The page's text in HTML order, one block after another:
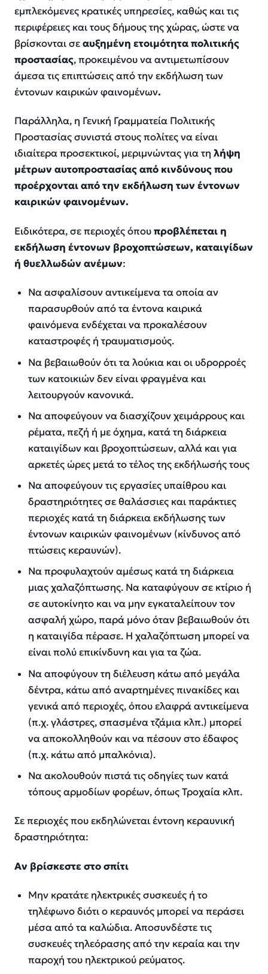
εμπλεκόμενες κρατικές υπηρεσίες, καθώς και τις
περιφέρειες και τους δήμους της χώρας, ώστε να
βρίσκονται σεαυξημένη ετοιμότητα πολιτικής
προστασίας, προκειμένου να αντιμετωπίσουν
άμεσα τις επιπτώσεις από την εκδήλωση των
έντονων καιρικών φαινομένων.
Παράλληλα, η Γενική Γραμματεία Πολιτικής
Προστασίας συνιστά στους πολίτες να είναι
ιδιαίτερα προσεκτικοί, μεριμνώντας για τη λήψη
μέτρων αυτοπροστασίαςαπό κινδύνους που
προέρχονται από την εκδήλωση των έντονων
καιρικών φαινομένων.
Ειδικότερα, σε περιοχές όπουπροβλέπεται η
εκδήλωση έντονων βροχοπτώσεων, καταιγίδων
ή θυελλωδών ανέμων:
Να ασφαλίσουν αντικείμενα τα οποία αν
παρασυρθούν από τα έντονα καιρικά
φαινόμενα ενδέχεται να προκαλέσουν
καταστροφές ή τραυματισμούς.
Να βεβαιωθούν ότι τα λούκια και οι υδρορροές
των κατοικιών δεν είναι φραγμένα και
λειτουργούν κανονικά.
Να αποφεύγουν να διασχίζουν χειμάρρους και
ρέματα, πεζή ή με όχημα, κατά τη διάρκεια
καταιγίδων και βροχοπτώσεων, αλλά και για
αρκετές ώρες μετά το τέλος της εκδήλωσής τους
Να αποφεύγουν τις εργασίες υπαίθρου και
δραστηριότητες σε θαλάσσιες και παράκτιες
περιοχές κατά τη διάρκεια εκδήλωσης των
έντονων καιρικών φαινομένων (κίνδυνος από
πτώσεις κεραυνών).
Να προφυλαχτούν αμέσως κατά τη διάρκεια
μιας χαλαζόπτωσης. Να καταφύγουν σε κτίριο ή
σε αυτοκίνητο και να μην εγκαταλείπουν τον
ασφαλή χώρο, παρά μόνο όταν βεβαιωθούν ότι
η καταιγίδα πέρασε. Η χαλαζόπτωση μπορεί να
είναι πολύ επικίνδυνη και για τα ζώα.
Να αποφύγουν τη διέλευση κάτω από μεγάλα
δέντρα, κάτω από αναρτημένες πινακίδες και
γενικά από περιοχές, όπου ελαφρά αντικείμενα
(π.χ. γλάστρες, σπασμένα τζάμια κλπ.) μπορεί
να αποκολληθούν και να πέσουν στο έδαφος
(π.χ. κάτω από μπαλκόνια).
Να ακολουθούν πιστά τις οδηγίες των κατά
τόπους αρμοδίων φορέων, όπως Τροχαία κλπ.
Σε περιοχές που εκδηλώνεται έντονη κεραυνική
δραστηριότητα:
Αν βρίσκεστε στο σπίτι
Μην κρατάτε ηλεκτρικές συσκευές ή το
τηλέφωνο διότι ο κεραυνός μπορεί να περάσει
μέσα από τα καλώδια. Αποσυνδέστε τις
συσκευές τηλεόρασης από την κεραία και την
παροχή του ηλεκτρικού ρεύματος.